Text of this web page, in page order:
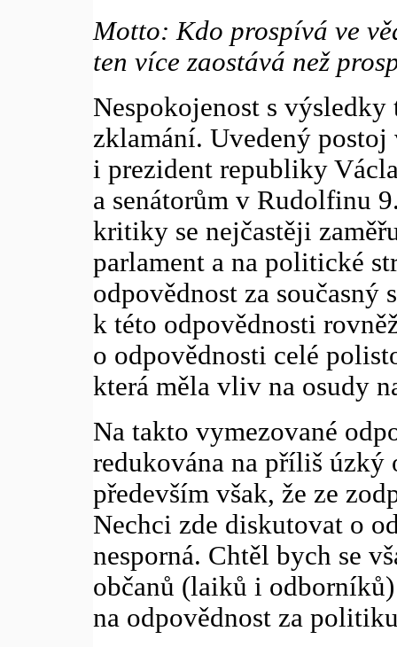
Motto: Kdo prospívá ve
ten více zaostává než
Nespokojenost s výsledky
zklamání. Uvedený
i prezident republiky
a senátorům v Rudolfinu
kritiky se nejčastěji
parlament a na politické
odpovědnost za současný
k této odpovědnosti
o odpovědnosti celé
která měla vliv na osudy
Na takto vymezované
redukována na příliš úzký
především však, že ze
Nechci zde diskutovat o
nesporná. Chtěl bych se
občanů (laiků i
na odpovědnost za